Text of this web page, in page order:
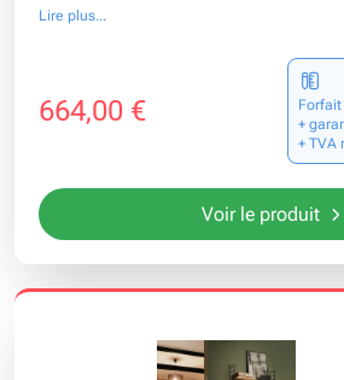
Lire plus...
664,00 €
+
+ TVA
Voir le produit